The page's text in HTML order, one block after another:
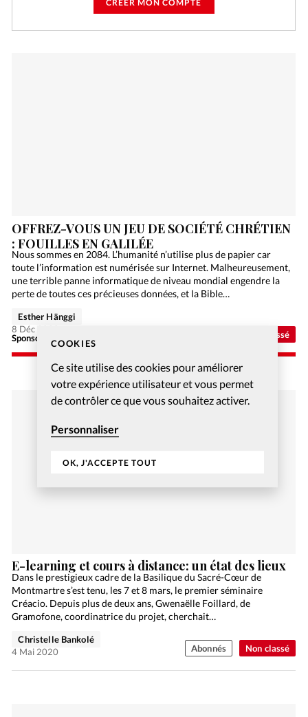
COOKIES
Ce site utilise des cookies pour améliorer
votre expérience utilisateur et vous permet
de contrôler ce que vous souhaitez activer.
Personnaliser
OK, J'ACCEPTE TOUT
CRÉER MON COMPTE
Non classé
OFFREZ-VOUS UN JEU DE SOCIÉTÉ CHRÉTIEN
: FOUILLES EN GALILÉE
Nous sommes en 2084. L’humanité n’utilise plus de papier car
toute l’information est numérisée sur Internet. Malheureusement,
une terrible panne informatique de niveau mondial engendre la
perte de toutes ces précieuses données, et la Bible…
Sponsorisé - Alliance Biblilque Française
Esther Hänggi
8 Déc 2020
Non classé
E-learning et cours à distance: un état des lieux
Dans le prestigieux cadre de la Basilique du Sacré-Cœur de
Montmartre s’est tenu, les 7 et 8 mars, le premier séminaire
Créacio. Depuis plus de deux ans, Gwenaëlle Foillard, de
Gramofone, coordinatrice du projet, cherchait…
Christelle Bankolé
4 Mai 2020
Abonnés